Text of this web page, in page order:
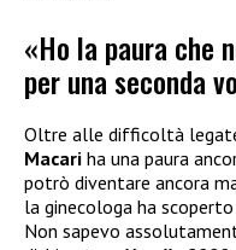
«Ho la paura che
per una seconda
Oltre alle difficoltà
Macari ha una paura
potrò diventare ancora
la ginecologa ha
Non sapevo